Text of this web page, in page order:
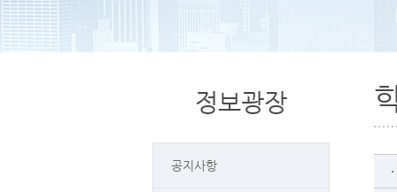
정보광장
공지사항